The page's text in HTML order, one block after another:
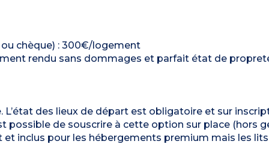
chèque) : 300€/logement
rendu sans dommages et parfait état de
des lieux de départ est obligatoire et sur
possible de souscrire à cette option sur place (hors
inclus pour les hébergements premium mais les